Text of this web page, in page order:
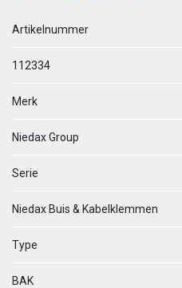
Artikelnummer
112334
Merk
Niedax Group
Serie
Niedax Buis & Kabelklemmen
Type
BAK